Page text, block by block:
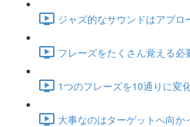
ジャズ的なサウンドはアプ
フレーズをたくさん覚える必
1つのフレーズを10通りに変
大事なのはターゲットへ向か